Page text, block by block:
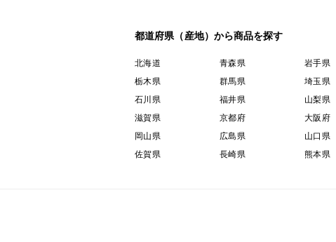
都道府県（産地）から商品を探す
北海道 青森県 岩手県
栃木県
群馬県 埼玉県
石川県
福井県 山梨県
滋賀県
京都府 大阪府
岡山県
広島県 山口県
佐賀県
長崎県 熊本県